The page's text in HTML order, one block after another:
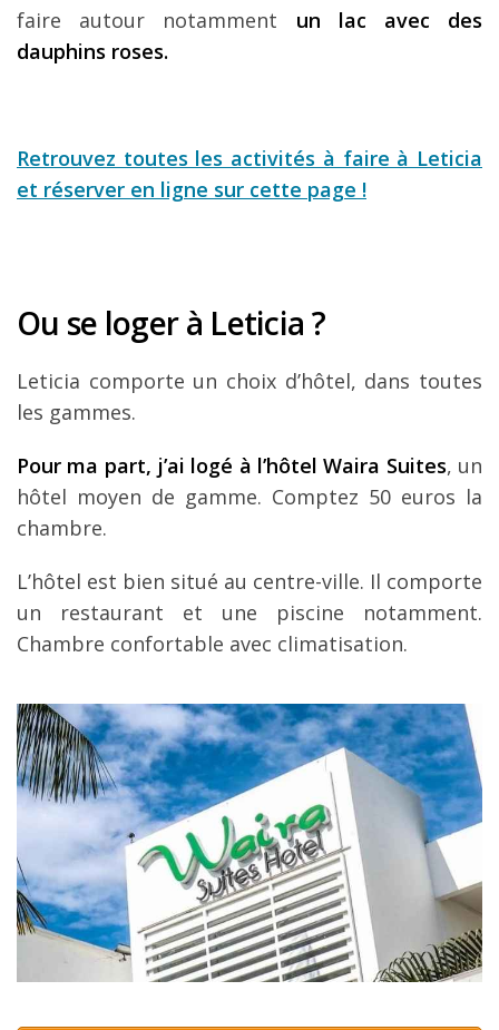
faire autour notamment un lac avec des
dauphins roses.
Retrouvez toutes les activités à faire à Leticia
et réserver en ligne sur cette page !
Ou se loger à Leticia ?
Leticia comporte un choix d’hôtel, dans toutes
les gammes.
Pour ma part, j’ai logé à l’hôtel Waira Suites, un
hôtel moyen de gamme. Comptez 50 euros la
chambre.
L’hôtel est bien situé au centre-ville. Il comporte
un restaurant et une piscine notamment.
Chambre confortable avec climatisation.